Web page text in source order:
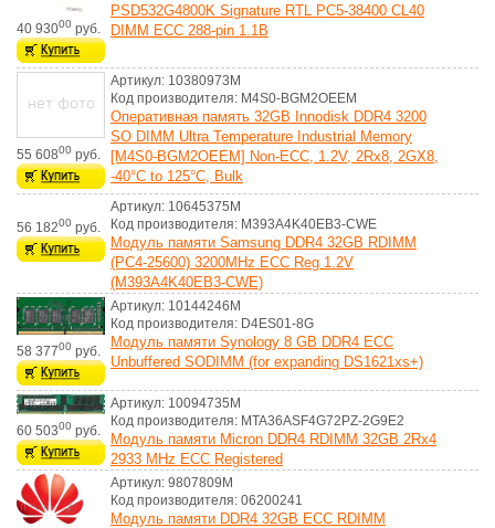
40 93000 руб.
PSD532G4800K Signature RTL PC5-38400 CL40
DIMM ECC 288-pin 1.1В
55 60800 руб.
Артикул: 10380973M
Код производителя: M4S0-BGM2OEEM
Оперативная память 32GB Innodisk DDR4 3200
SO DIMM Ultra Temperature Industrial Memory
[M4S0-BGM2OEEM] Non-ECC, 1.2V, 2Rx8, 2GX8,
-40°C to 125°C, Bulk
56 18200 руб.
Артикул: 10645375M
Код производителя: M393A4K40EB3-CWE
Модуль памяти Samsung DDR4 32GB RDIMM
(PC4-25600) 3200MHz ECC Reg 1.2V
(M393A4K40EB3-CWE)
58 37700 руб.
Артикул: 10144246M
Код производителя: D4ES01-8G
Модуль памяти Synology 8 GB DDR4 ECC
Unbuffered SODIMM (for expanding DS1621xs+)
60 50300 руб.
Артикул: 10094735M
Код производителя: MTA36ASF4G72PZ-2G9E2
Модуль памяти Micron DDR4 RDIMM 32GB 2Rx4
2933 MHz ECC Registered
Артикул: 9807809M
Код производителя: 06200241
Модуль памяти DDR4 32GB ECC RDIMM